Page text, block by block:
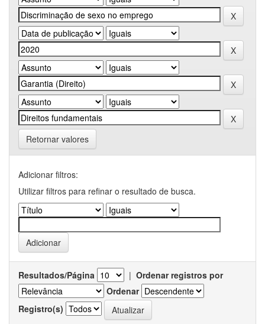
Retornar valores
Adicionar filtros:
Utilizar filtros para refinar o resultado de busca.
Resultados/Página | Ordenar registros por
Ordenar
Registro(s)